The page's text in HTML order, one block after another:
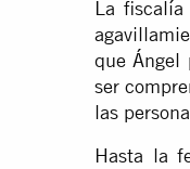
La
que Ángel
ser
las
Hasta la